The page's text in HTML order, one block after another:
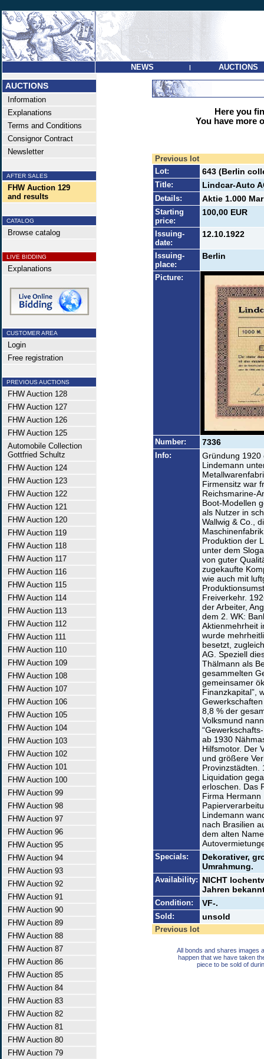
NEWS | AUCTIONS
AUCTIONS
Information
Explanations
Terms and Conditions
Consignor Contract
Newsletter
AFTER SALES
FHW Auction 129
and results
CATALOG
Browse catalog
LIVE BIDDING
Explanations
CUSTOMER AREA
Login
Free registration
PREVIOUS AUCTIONS
FHW Auction 128
FHW Auction 127
FHW Auction 126
FHW Auction 125
Automobile Collection
Gottfried Schultz
FHW Auction 124
FHW Auction 123
FHW Auction 122
FHW Auction 121
FHW Auction 120
FHW Auction 119
FHW Auction 118
FHW Auction 117
FHW Auction 116
FHW Auction 115
FHW Auction 114
FHW Auction 113
FHW Auction 112
FHW Auction 111
FHW Auction 110
FHW Auction 109
FHW Auction 108
FHW Auction 107
FHW Auction 106
FHW Auction 105
FHW Auction 104
FHW Auction 103
FHW Auction 102
FHW Auction 101
FHW Auction 100
FHW Auction 99
FHW Auction 98
FHW Auction 97
FHW Auction 96
FHW Auction 95
FHW Auction 94
FHW Auction 93
FHW Auction 92
FHW Auction 91
FHW Auction 90
FHW Auction 89
FHW Auction 88
FHW Auction 87
FHW Auction 86
FHW Auction 85
FHW Auction 84
FHW Auction 83
FHW Auction 82
FHW Auction 81
FHW Auction 80
FHW Auction 79
Here you
You have more
Previous lot
Lot:
643 (Berlin
Title: Lindcar-Auto
Details: Aktie 1.000
Starting
price:
100,00 EUR
Issuing-
date:
12.10.1922
Issuing-
place:
Berlin
Picture:
Number: 7336
Info:
Gründung 1920
Lindemann
Firmensitz war
Reichsmarine-
Boot-Modellen
als Nutzer in
Wallwig & Co.,
Produktion der
unter dem
von guter
zugekaufte
wie auch mit
Freiverkehr.
der Arbeiter,
dem 2. WK:
Aktienmehrheit
wurde
besetzt,
AG. Speziell
Thälmann als
gesammelten
gemeinsamer
Finanzkapital”,
8,8 % der
Volksmund
ab 1930
Hilfsmotor. Der
und größere
Provinzstädten.
Liquidation
erloschen. Das
Firma
Lindemann
nach Brasilien
dem alten
Specials:
Dekorativer,
Umrahmung.
Availability: NICHT
Jahren
Condition: VF-.
Sold: unsold
Previous lot
All bonds and shares images
happen that we have taken
piece to be sold of